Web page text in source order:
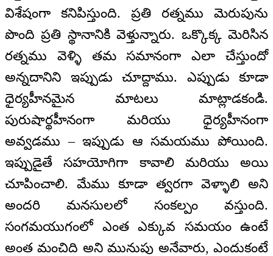
విశేషంగా కనిపిస్తుంది. ప్రతి రత్నము మెరుపును
పొంది ప్రతి స్థానానికి వెళ్తున్నారు. ఒక్కొక్క మెరిసిన
రత్నము వెళ్ళి తమ సమానంగా ఎలా చేస్తుందో
అన్నదానిని ఇప్పుడు చూద్దాము. ఎప్పుడు కూడా
ధైర్యహీనమైన మాటలు మాట్లాడకండి.
పురుషార్థహీనంగా మరియు ధైర్యహీనంగా
అవ్వడము – ఇప్పుడు ఆ సమయము పోయింది.
ఇప్పుడైతే సహయోగిగా కావాలి మరియు అయి
చూపించాలి. మేము కూడా త్వరగా వెళ్ళాలి అని
అందరి మనసులలో సంకల్పం వస్తుంది.
సంగమయుగంలో ఎంత ఎక్కువ సమయం ఉంటే
అంత మంచిది అని మునుపు అనేవారు, ఎందుకంటే